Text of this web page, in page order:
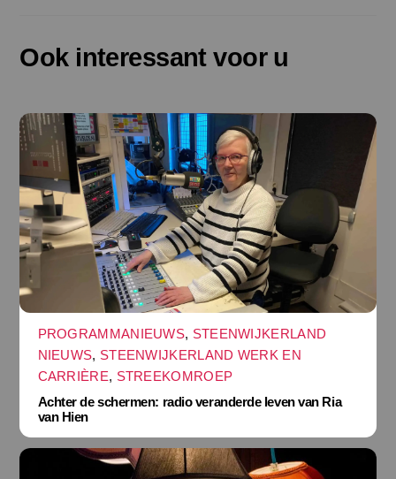
Ook interessant voor u
PROGRAMMANIEUWS, STEENWIJKERLAND
NIEUWS, STEENWIJKERLAND WERK EN
CARRIÈRE, STREEKOMROEP
Achter de schermen: radio veranderde leven van Ria
van Hien